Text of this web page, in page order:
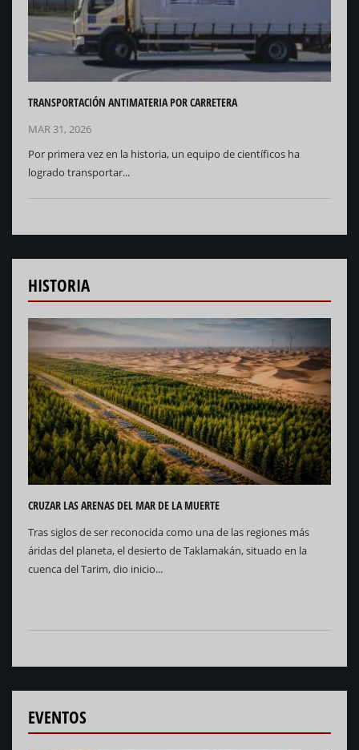
TRANSPORTACIÓN ANTIMATERIA POR CARRETERA
MAR 31, 2026
Por primera vez en la historia, un equipo de científicos ha
logrado transportar...
HISTORIA
CRUZAR LAS ARENAS DEL MAR DE LA MUERTE
Tras siglos de ser reconocida como una de las regiones más
áridas del planeta, el desierto de Taklamakán, situado en la
cuenca del Tarim, dio inicio...
EVENTOS